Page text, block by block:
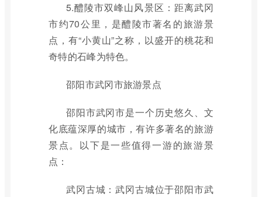
5.醴陵市双峰山风景区：距离武冈
市约70公里，是醴陵市著名的旅游景
点，有“小黄山”之称，以盛开的桃花和
奇特的石峰为特色。
邵阳市武冈市旅游景点
邵阳市武冈市是一个历史悠久、文
化底蕴深厚的城市，有许多著名的旅游
景点。以下是一些值得一游的旅游景
点：
武冈古城：武冈古城位于邵阳市武